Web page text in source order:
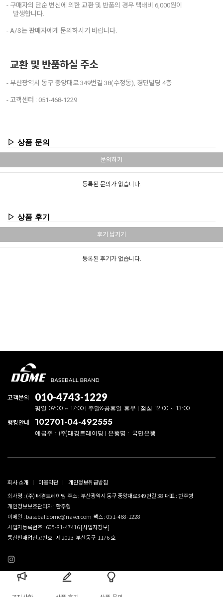
- 구매자의 단순 변신에 의한 교환 및 반품의 경우 택배비 6,000원이
발생합니다.
- A/S는 판매자에게 문의하시기 바랍니다.
교환 및 반품하실 주소
- 부산광역시 동구 중앙대로 349번길 38(수정동), 경민빌딩 4층
- 고객센터 : 051-468-1229
▷ 상품 문의
문의하기
등록된 문의가 없습니다.
▷ 상품 후기
후기 남기기
등록된 후기가 없습니다.
고객문의 010-4743-1229
평일 09:00 ~ 17:00 주말&공휴일 휴무 점심 12:00 ~ 13:00
뱅킹안내 102701-04-492555
예금주 : (주)태경트레이딩 은행명 : 국민은행
회사 소개 이용약관
개인정보취급방침
회사명 : (주) 태경트레이딩 주소 : 부산광역시 동구 중앙대로349번길 38 대표 : 한주형
개인정보보호관리자 : 한주형
이메일 : baseballdome@naver.com 팩스 : 051-468-1228
사업자등록번호 : 605-81-47416[사업자정보]
통신판매업신고번호 : 제 2023-부산동구-1176 호